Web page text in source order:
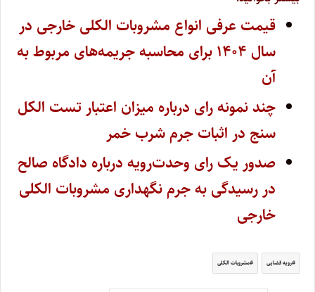
قیمت عرفی انواع مشروبات الکلی خارجی در
سال ۱۴۰۴ برای محاسبه جریمه‌های مربوط به
آن
چند نمونه رای درباره میزان اعتبار تست الکل
سنج در اثبات جرم شرب خمر
صدور یک رای وحدت‌رویه درباره دادگاه صالح
در رسیدگی به جرم نگهداری مشروبات الکلى
خارجی
رویه قضایی مشروبات الکلی